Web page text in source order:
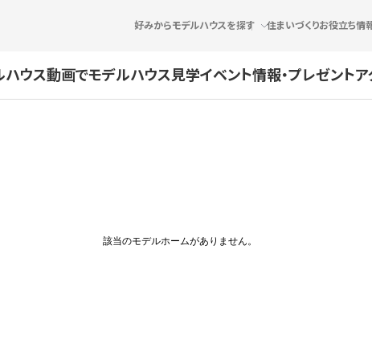
好みからモデルハウスを探す 住まいづくりお役立ち情
ハウス動画でモデルハウス見学イベント情報・プレゼントア
該当のモデルホームがありません。